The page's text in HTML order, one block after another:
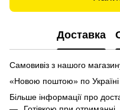
Доставка
Самовивіз з нашого
«Новою поштою» по
Більше інформації про